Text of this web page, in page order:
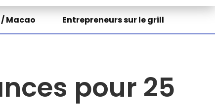
Macao Entrepreneurs sur le grill
pour 25